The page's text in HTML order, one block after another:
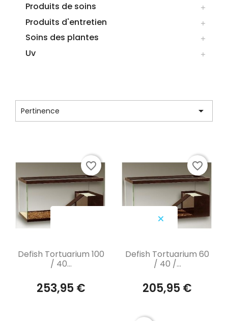
Produits de soins 
Produits d'entretien 
Soins des plantes 
Uv 
Pertinence 
Aperçu rapide
Defish Tortuarium 100
/ 40...
253,95 €
favorite_border
Aperçu rapide
Defish Tortuarium 60
/ 40 /...
205,95 €
favorite_border